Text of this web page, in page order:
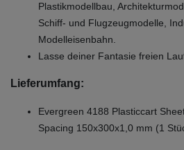
Plastikmodellbau,
Schiff- und Flugzeugmodelle,
Modelleisenbahn.
Lasse deiner Fantasie freien
Lieferumfang:
Evergreen 4188 Plasticcart
Spacing 150x300x1,0 mm (1